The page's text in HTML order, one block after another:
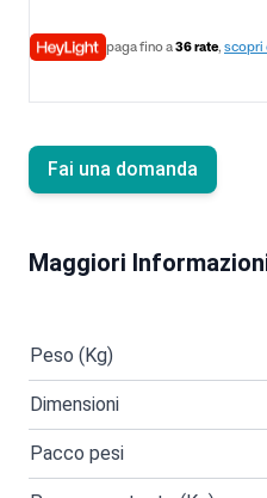
paga fino a36 rate, scopri
Fai una domanda
Maggiori
Peso (Kg)
Dimensioni
Pacco pesi